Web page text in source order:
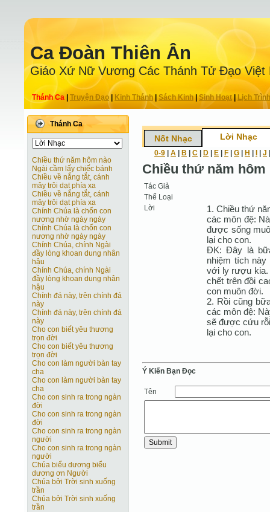
Ca Ðoàn Thiên Ân
Giáo Xứ Nữ Vương Các Thánh Tử Ðạo Việt
Thánh Ca Truyện Ðạo| Kinh Thánh Sách Kinh|Sinh Hoạt| Lịch Trình
Thánh Ca
Chiều thứ năm hôm nào
Ngài cầm lấy chiếc bánh
Chiều về nắng tắt, cánh
mây trôi dạt phía xa
Chiều về nắng tắt, cánh
mây trôi dạt phía xa
Chính Chúa là chốn con
nương nhờ ngày ngày
Chính Chúa là chốn con
nương nhờ ngày ngày
Chính Chúa, chính Ngài
đầy lòng khoan dung nhân
hậu
Chính Chúa, chính Ngài
đầy lòng khoan dung nhân
hậu
Chính đá này, trên chính đá
này
Chính đá này, trên chính đá
này
Cho con biết yêu thương
trọn đời
Cho con biết yêu thương
trọn đời
Cho con làm người bàn tay
cha
Cho con làm người bàn tay
cha
Cho con sinh ra trong ngàn
đời
Cho con sinh ra trong ngàn
đời
Cho con sinh ra trong ngàn
người
Cho con sinh ra trong ngàn
người
Chúa biểu dương biểu
dương ơn Người
Chúa bởi Trời sinh xuống
trần
Chúa bởi Trời sinh xuống
trần
Nốt Nhạc Lời Nhạc
0-9 A B C D E F G H J
Chiều thứ năm hôm
Tác Giả
Thể Loại
Lời
1. Chiều thứ
các môn đệ:
được sống
lại cho con.
ÐK: Ðây là
nhiệm tích này
với ly rượu kia.
chết trên đồi
con muôn đời.
2. Rồi cũng
các môn đệ:
sẽ được cứu
lại cho con.
Ý Kiến Bạn Ðọc
Tên